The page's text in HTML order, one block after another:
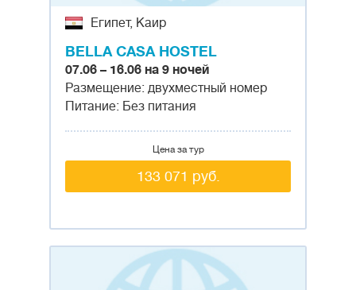
Египет, Каир
BELLA CASA HOSTEL
07.06 – 16.06 на 9 ночей
Размещение: двухместный номер
Питание: Без питания
Цена за тур
133 071 руб.